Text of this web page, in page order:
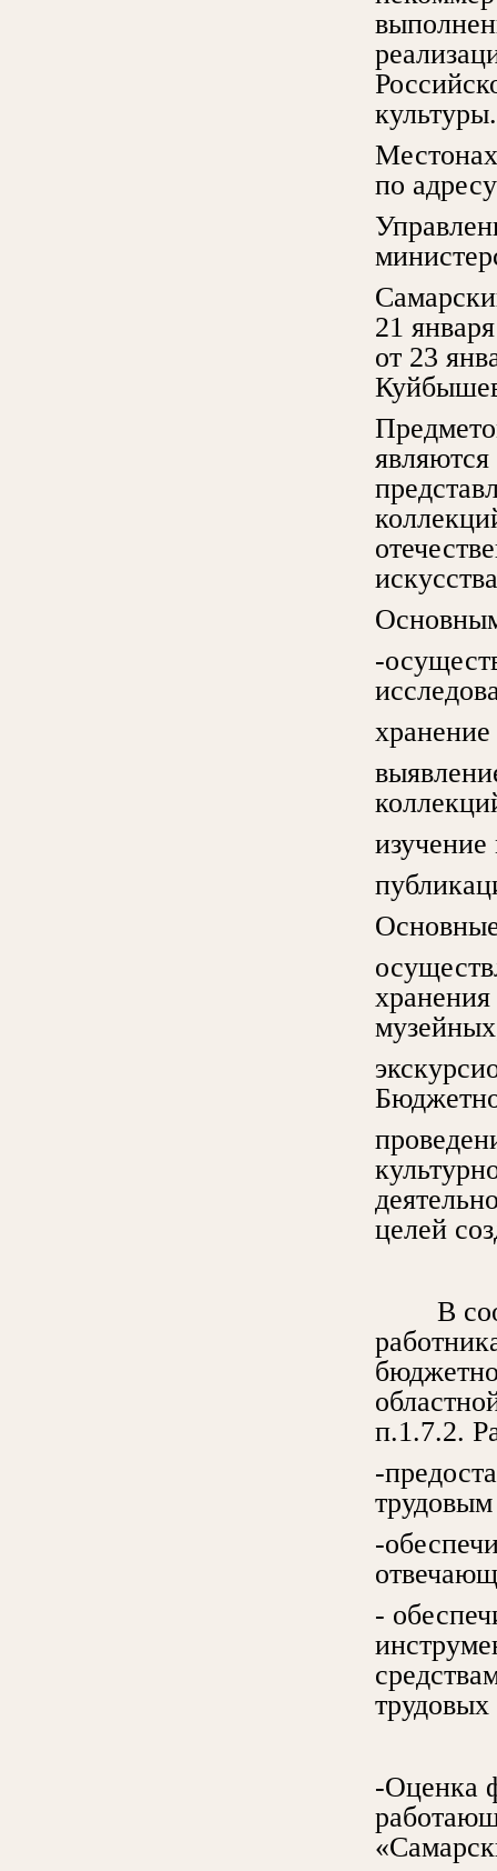
культуры.
по
21
от 23
-
целей
В
п.1.7.2.
-
-
-
трудовых
-Оценка